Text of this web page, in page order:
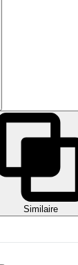
Similaire